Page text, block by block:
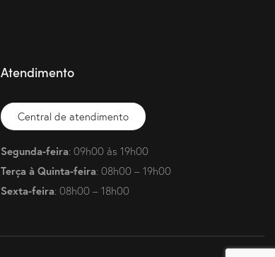
Atendimento
Central de atendimento
Segunda-feira: 09h00 às 19h00
Terça à Quinta-feira: 08h00 – 19h00
Sexta-feira: 08h00 – 18h00